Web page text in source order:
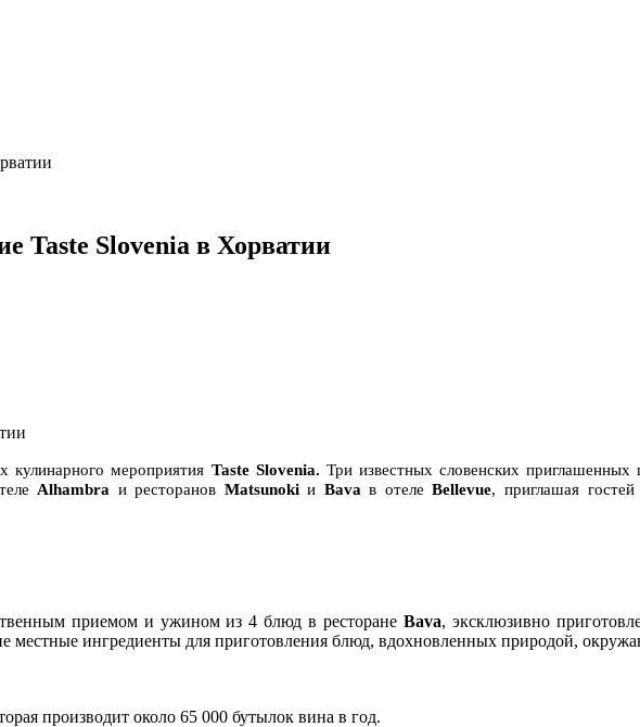
Taste Slovenia в Хорватии
кулинарного мероприятия Taste Slovenia. Три известных словенских
Alhambra и ресторанов Matsunokiи Bavaв отелеBellevue, приглашая
приемом и ужином из 4 блюд в ресторанеBava, эксклюзивно
местные ингредиенты для приготовления блюд, вдохновленных природой,
производит около 65 000 бутылок вина в год.